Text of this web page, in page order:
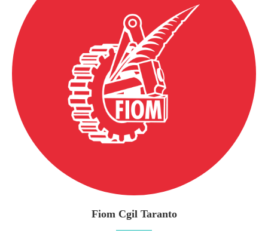
Fiom Cgil Taranto